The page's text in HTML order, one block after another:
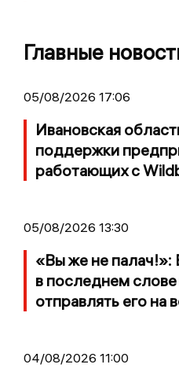
Главные
05/08/2026 17:06
Ивановская
поддержки
работающих с
05/08/2026 13:30
«Вы же не
в последнем
отправлять его на
04/08/2026 11:00